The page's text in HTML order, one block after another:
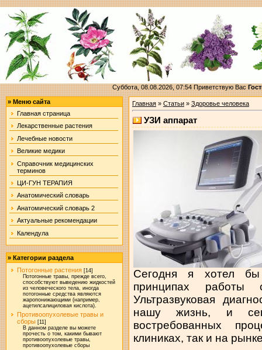
Суббота, 08.08.2026, 07:54Приветствую Вас
» Меню сайта
Главная страница
Лекарственные растения
Лечебные новости
Великие медики
Справочник медицинских
терминов
ЦИ-ГУН ТЕРАПИЯ
Анатомический словарь
Анатомический словарь 2
Актуальные рекомендации
Календула
» Категории раздела
Потогонные растения [14]
Потогонные травы, прежде всего,
способствуют выведению жидкостей
из человеческого тела, иногда
потогонные средства являются
жаропонижающими (например,
ацетилсалициловая кислота).
Противоопухолевые травы и
сборы [11]
В данном разделе вы можете
прочесть о том, какими бывают
противоопухолевые травы,
противоопухолевые сборы
Главная» Статьи» Здоровье человека
УЗИ аппарат
Сегодня я хотел бы
принципах работы
Ультразвуковая
нашу жизнь, и
востребованных
клиниках, так и на